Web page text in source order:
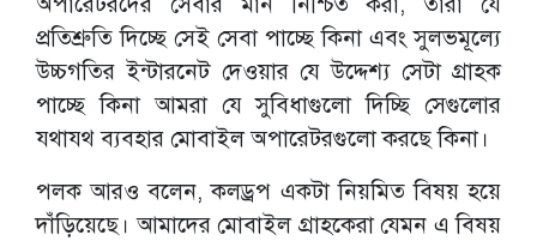
প্রতিশ্রুতি দিচ্ছে সেই সেবা পাচ্ছে কিনা এবং সুলভমূল্যে
উচ্চগতির ইন্টারনেট দেওয়ার যে উদ্দেশ্য সেটা গ্রাহক
পাচ্ছে কিনা আমরা যে সুবিধাগুলো দিচ্ছি সেগুলোর
যথাযথ ব্যবহার মোবাইল অপারেটরগুলো করছে কিনা।
পলক আরও বলেন, কলড্রপ একটা নিয়মিত বিষয় হয়ে
দাঁড়িয়েছে। আমাদের মোবাইল গ্রাহকেরা যেমন এ বিষয়